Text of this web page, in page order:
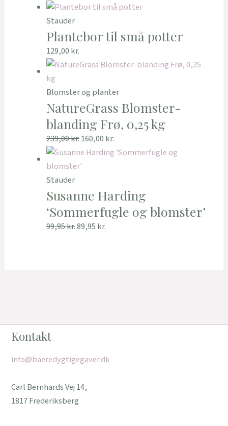
Stauder
Plantebor til små potter
129,00 kr.
Blomster og planter
NatureGrass Blomster-
blanding Frø, 0,25 kg
239,00kr.160,00 kr.
Stauder
Susanne Harding
‘Sommerfugle og blomster’
99,95kr.89,95 kr.
Kontakt
info@baeredygtigegaver.dk
Carl Bernhards Vej 14,
1817 Frederiksberg